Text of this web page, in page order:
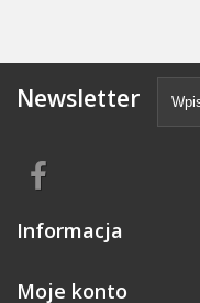
Newsletter
Informacja
Moje konto